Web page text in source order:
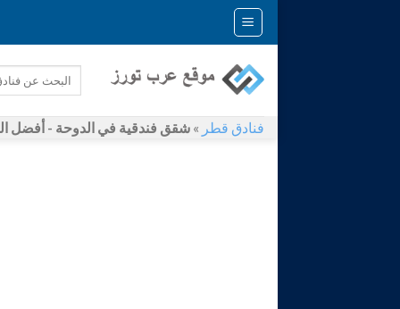
Skip
فنادق قطر » شقق فندقية في الدوحة - أفضل